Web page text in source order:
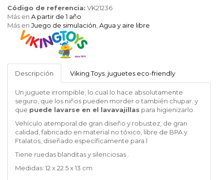
Código de referencia: VK21236
Más en A partir de 1 año
Más en Juego de simulación Agua y aire libre
VIKING
TOYS
Descripción Viking Toys. juguetes eco-friendly
Un juguete irrompible, lo cual lo hace absolutamente
seguro, que los niños pueden morder o también chupar. y
que puede lavarse en el lavavajillas para higienizarlo.
Vehículo atemporal de gran diseño y robustez, de gran
calidad, fabricado en material no tóxico, libre de BPA y
Ftalatos, diseñado específicamente para l
Tiene ruedas blanditas y silenciosas .
Medidas: 12 x 22.5 x 13 cm